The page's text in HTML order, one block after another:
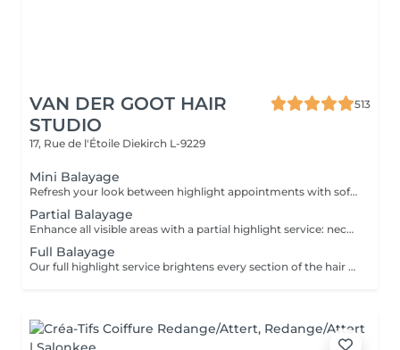
VAN DER GOOT HAIR
STUDIO
513
17, Rue de l'Étoile Diekirch L-9229
Mini Balayage
Refresh your look between highlight appointments with soft face-framing and subtle balayage accents that brighten the face. Perfect for special occasions or when you want to add light without committing to a full highlight service. Gloss and toning are included for a luminous, beautifully blended finish.
Partial Balayage
Enhance all visible areas with a partial highlight service: neckline, face frame and the entire top section. Ideal for a half head or crown appointment. Tip-Outs, balayage, gloss and toning are included for a luminous and beautifully blended result.
Full Balayage
Our full highlight service brightens every section of the hair from the inside out, including precise work at the neckline and around the face. Ideal for a ¾ head to full head lightening service. Tip-Outs, balayage, gloss and toning are included for a luminous and beautifully blended result.